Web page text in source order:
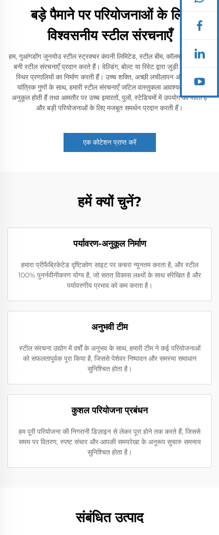
बड़े पैमाने पर परियोजनाओं के लिए
विश्वसनीय स्टील संरचनाएँ
हम, गुआंगडोंग जुनयोउ स्टील स्ट्रक्चर कंपनी लिमिटेड, स्टील बीम, कॉलम और ट्रस से
बनी स्टील संरचनाएँ प्रदान करते हैं। वेल्डिंग, बोल्ट या रिवेट द्वारा जुड़ी ये संरचनाएँ
स्थिर प्रणालियों का निर्माण करती हैं। उच्च शक्ति, अच्छी लचीलापन और उत्कृष्ट
यांत्रिक गुणों के साथ, हमारी स्टील संरचनाएँ जटिल वास्तुकला आवश्यकताओं के
अनुकूल होती हैं तथा आमतौर पर उच्च इमारतों, पुलों, स्टेडियमों में उपयोग की जाती हैं
और बड़ी परियोजनाओं के लिए मजबूत समर्थन प्रदान करती हैं।
एक कोटेशन प्राप्त करें
हमें क्यों चुनें?
पर्यावरण-अनुकूल निर्माण
हमारा प्रीफैब्रिकेटेड दृष्टिकोण साइट पर कचरा न्यूनतम करता है, और स्टील
100% पुनर्नवीनीकरण योग्य है, जो सतत विकास लक्ष्यों के साथ संरेखित है और
पर्यावरणीय प्रभाव को कम करता है।
अनुभवी टीम
स्टील संरचना उद्योग में वर्षों के अनुभव के साथ, हमारी टीम ने कई परियोजनाओं
को सफलतापूर्वक पूरा किया है, जिससे पेशेवर निष्पादन और समस्या समाधान
सुनिश्चित होता है।
कुशल परियोजना प्रबंधन
हम पूरी परियोजना की निगरानी डिज़ाइन से लेकर पूरा होने तक करते हैं, जिससे
समय पर वितरण, स्पष्ट संचार और आपकी समयरेखा के अनुरूप सुचारु समन्वय
सुनिश्चित होता है।
संबंधित उत्पाद